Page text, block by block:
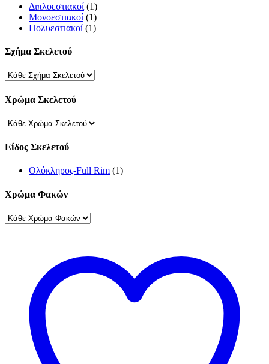
Διπλοεστιακοί (1)
Μονοεστιακοί (1)
Πολυεστιακοί (1)
Σχήμα Σκελετού
Χρώμα Σκελετού
Είδος Σκελετού
Ολόκληρος-Full Rim (1)
Χρώμα Φακών